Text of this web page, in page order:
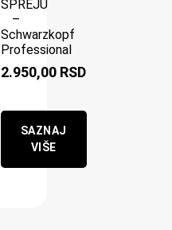
SPREJU
–
Schwarzkopf
Professional
2.950,00 RSD
SAZNAJ
VIŠE